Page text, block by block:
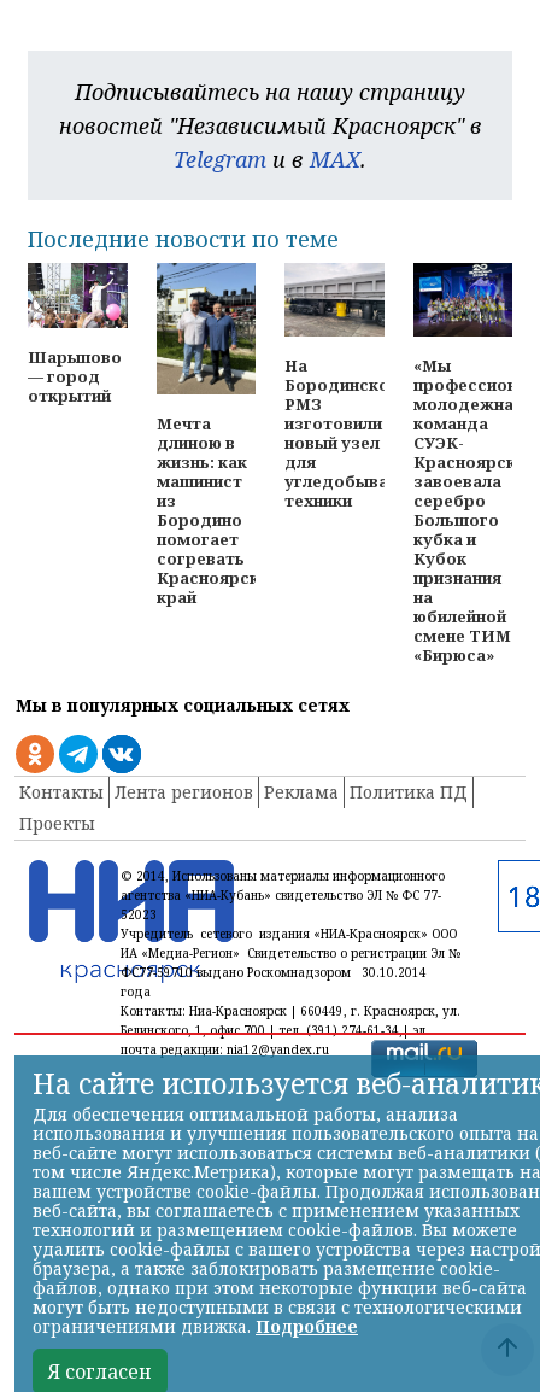
Подписывайтесь на нашу страницу
новостей "Независимый Красноярск" в
Telegram и в MAX.
Последние новости по теме
Шарыпово
— город
открытий
Мечта
длиною в
жизнь: как
машинист
из
Бородино
помогает
согревать
Красноярский
край
На
Бородинском
РМЗ
изготовили
новый узел
для
угледобывающей
техники
«Мы
молодежная
команда
СУЭК-
Красноярск
завоевала
серебро
Большого
кубка и
Кубок
признания
на
юбилейной
смене ТИМ
«Бирюса»
Мы в популярных социальных сетях
Контакты Лента регионов Реклама Политика ПД
Проекты
© 2014, Использованы материалы информационного
агентства «НИА-Кубань» свидетельство ЭЛ № ФС 77-
52023
Учредитель сетевого издания «НИА-Красноярск» ООО
ИА «Медиа-Регион» Свидетельство о регистрации Эл №
ФС77-59710 выдано Роскомнадзором 30.10.2014
года
Контакты: Ниа-Красноярск | 660449, г. Красноярск, ул.
Белинского, 1, офис 700 | тел. (391) 274-61-34,| эл.
почта редакции: nia12@yandex.ru
На сайте используется веб-
Для обеспечения оптимальной работы, анализа
использования и улучшения пользовательского опыта на
веб-сайте могут использоваться системы веб-аналитики
том числе Яндекс.Метрика), которые могут размещать на
вашем устройстве cookie-файлы. Продолжая
веб-сайта, вы соглашаетесь с применением указанных
технологий и размещением cookie-файлов. Вы можете
удалить cookie-файлы с вашего устройства через
браузера, а также заблокировать размещение cookie-
файлов, однако при этом некоторые функции веб-сайта
могут быть недоступными в связи с технологическими
ограничениями движка. Подробнее
Я согласен